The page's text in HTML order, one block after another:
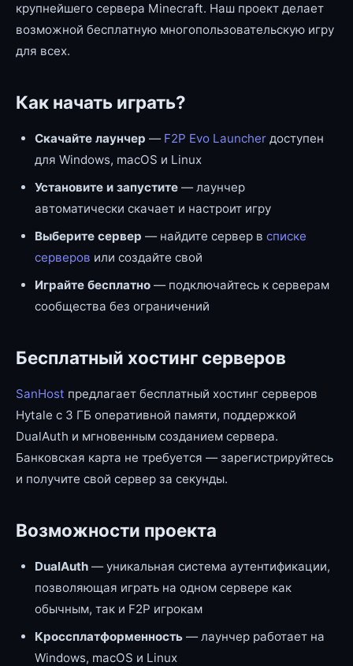
крупнейшего сервера Minecraft. Наш проект делает
возможной бесплатную многопользовательскую игру
для всех.
Как начать играть?
Скачайте лаунчер — F2P Evo Launcher доступен
для Windows, macOS и Linux
Установите и запустите — лаунчер
автоматически скачает и настроит игру
Выберите сервер — найдите сервер в списке
серверов или создайте свой
Играйте бесплатно — подключайтесь к серверам
сообщества без ограничений
Бесплатный хостинг серверов
SanHost предлагает бесплатный хостинг серверов
Hytale с 3 ГБ оперативной памяти, поддержкой
DualAuth и мгновенным созданием сервера.
Банковская карта не требуется — зарегистрируйтесь
и получите свой сервер за секунды.
Возможности проекта
DualAuth — уникальная система аутентификации,
позволяющая играть на одном сервере как
обычным, так и F2P игрокам
Кроссплатформенность — лаунчер работает на
Windows, macOS и Linux